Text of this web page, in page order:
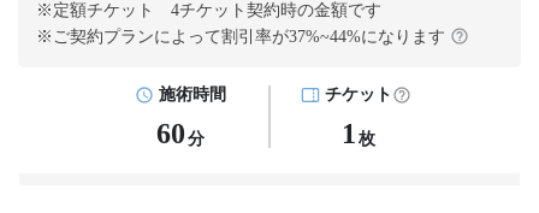
※定額チケット 4チケット契約時の金額です
※ご契約プランによって割引率が37%~44%になります
施術時間
60 分
チケット
1 枚